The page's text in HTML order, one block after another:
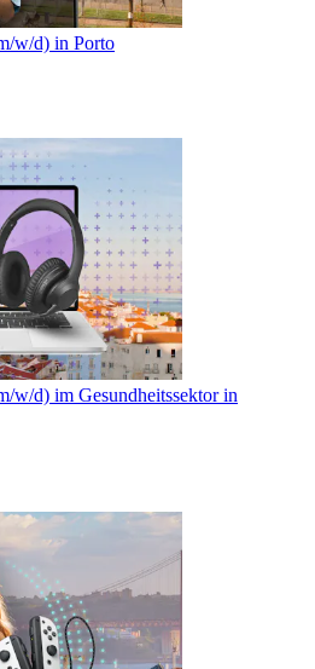
w/d) in Porto
w/d) im Gesundheitssektor in